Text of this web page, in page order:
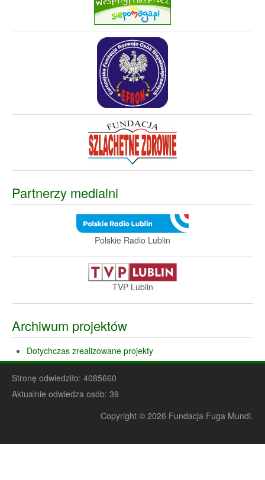
Partnerzy medialni
Polskie Radio Lublin
TVP Lublin
Archiwum projektów
Dotychczas zrealizowane projekty
Stronę odwiedziło: 4085660
Aktualnie odwiedza osób: 39
Copyright © 2026 Fundacja Fuga Mundi.